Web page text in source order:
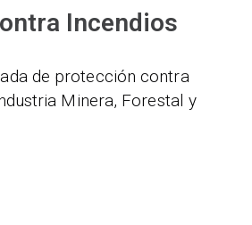
Incendios
de protección contra
Minera, Forestal y